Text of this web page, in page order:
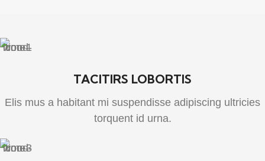
TACITIRS LOBORTIS
Elis mus a habitant mi suspendisse adipiscing ultricies
torquent id urna.